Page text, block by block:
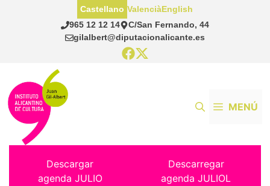
965 12 12 14
C/San Fernando, 44
gilalbert@diputacionalicante.es
Castellano ValenciàEnglish
MENÚ
Descargar
agenda JULIO
Descarregar
agenda JULIOL